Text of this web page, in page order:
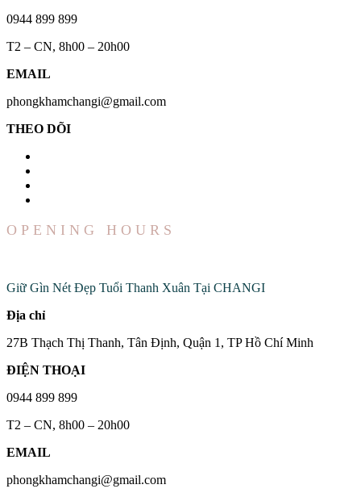
0944 899 899
T2 – CN, 8h00 – 20h00
EMAIL
phongkhamchangi@gmail.com
THEO DÕI
OPENING HOURS
Giữ Gìn Nét Đẹp Tuổi Thanh Xuân Tại CHANGI
Địa chỉ
27B Thạch Thị Thanh, Tân Định, Quận 1, TP Hồ Chí Minh
ĐIỆN THOẠI
0944 899 899
T2 – CN, 8h00 – 20h00
EMAIL
phongkhamchangi@gmail.com